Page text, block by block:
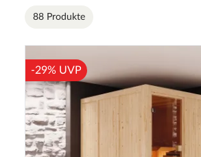
88 Produkte
-29% UVP